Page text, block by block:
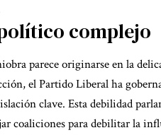
complejo
parece originarse en la
el Partido Liberal ha
clave. Esta debilidad
coaliciones para debilitar la